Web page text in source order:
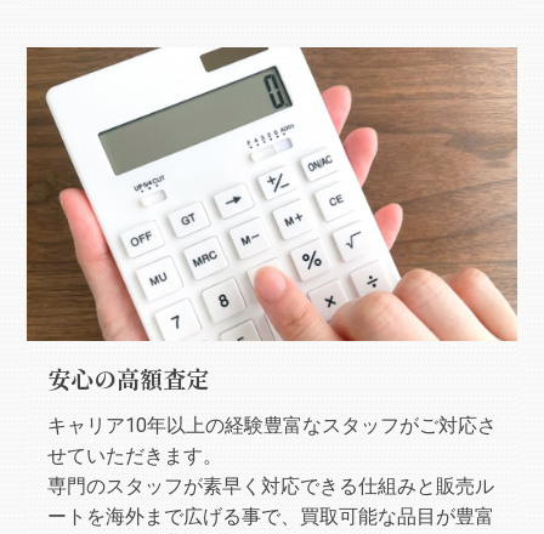
安心の高額査定
キャリア10年以上の経験豊富なスタッフがご対応さ
せていただきます。
専門のスタッフが素早く対応できる仕組みと販売ル
ートを海外まで広げる事で、買取可能な品目が豊富